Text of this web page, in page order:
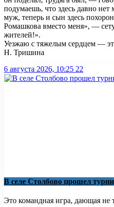
подумаешь, что здесь давно
муж, теперь и сын здесь
Ромашкова вместо меня», —
жителей!».
Уезжаю с тяжелым сердцем —
Н. Тришина
6 августа 2026, 10:25 22
В селе Столбово прошел
Это командная игра, дающая не